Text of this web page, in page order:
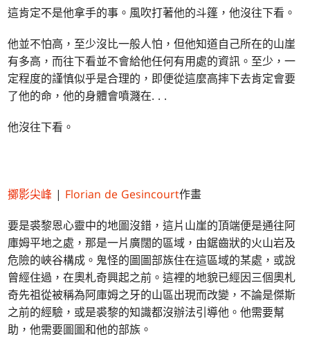
這肯定不是他拿手的事。風吹打著他的斗篷，他沒往下看。
他並不怕高，至少沒比一般人怕，但他知道自己所在的山崖
有多高，而往下看並不會給他任何有用處的資訊。至少，一
定程度的謹慎似乎是合理的，即便從這麼高摔下去肯定會要
了他的命，他的身體會噴濺在. . .
他沒往下看。
擲影尖峰 | Florian de Gesincourt作畫
要是裘黎恩心靈中的地圖沒錯，這片山崖的頂端便是通往阿
庫姆平地之處，那是一片廣闊的區域，由鋸齒狀的火山岩及
危險的峽谷構成。鬼怪的圖圖部族住在這區域的某處，或說
曾經住過，在奧札奇興起之前。這裡的地貌已經因三個奧札
奇先祖從被稱為阿庫姆之牙的山區出現而改變，不論是傑斯
之前的經驗，或是裘黎的知識都沒辦法引導他。他需要幫
助，他需要圖圖和他的部族。